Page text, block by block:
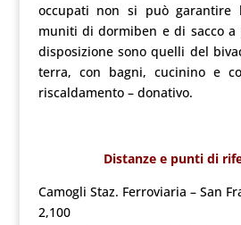
occupati non si può garantire
muniti di dormiben e di sacco a
disposizione sono quelli del
terra, con bagni, cucinino e
riscaldamento – donativo.
Distanze e punti di
Camogli Staz. Ferroviaria – San
2,100